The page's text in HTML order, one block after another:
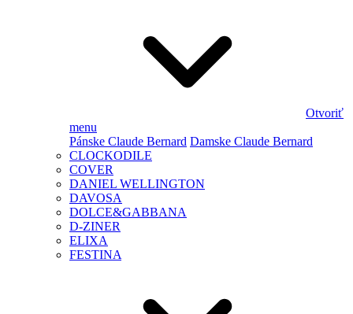
Otvoriť
menu
Pánske Claude Bernard Damske Claude Bernard
CLOCKODILE
COVER
DANIEL WELLINGTON
DAVOSA
DOLCE&GABBANA
D-ZINER
ELIXA
FESTINA